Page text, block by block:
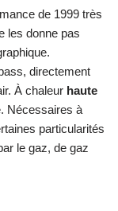
de 1999 très
les donne pas
directement
À chaleur haute
Nécessaires à
particularités
le gaz, de gaz